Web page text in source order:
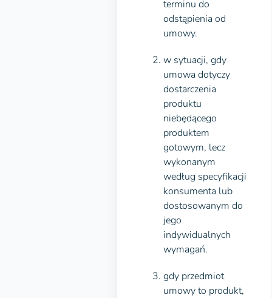
terminu do
odstąpienia od
umowy.
w sytuacji, gdy
umowa dotyczy
dostarczenia
produktu
niebędącego
produktem
gotowym, lecz
wykonanym
według specyfikacji
konsumenta lub
dostosowanym do
jego
indywidualnych
wymagań.
gdy przedmiot
umowy to produkt,